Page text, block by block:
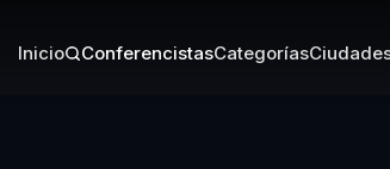
Inicio ConferencistasCategorías